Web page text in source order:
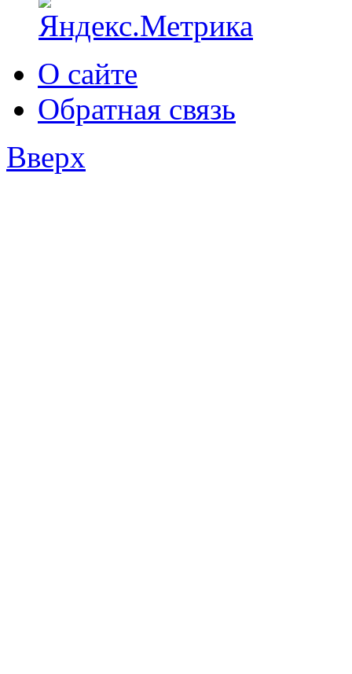
О сайте
Обратная связь
Вверх